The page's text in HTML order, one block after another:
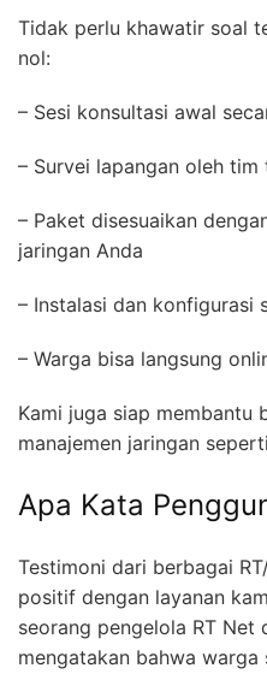
Tidak perlu khawatir soal
nol:
– Sesi konsultasi awal
– Survei lapangan oleh tim
– Paket disesuaikan
jaringan Anda
– Instalasi dan konfigurasi
– Warga bisa langsung
Kami juga siap membantu
manajemen jaringan
Apa Kata
Testimoni dari berbagai
positif dengan layanan
seorang pengelola RT Net
mengatakan bahwa